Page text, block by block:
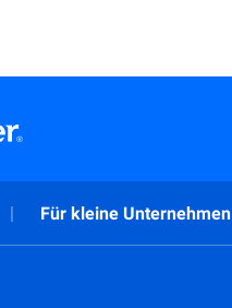
Für kleine Unternehmen